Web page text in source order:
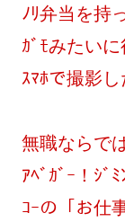
ﾉﾘ弁当を持
ｶﾞﾓみたい
ｽﾏﾎで撮影
無職ならで
ｱﾍﾞｶﾞｰ！ｼﾞ
ｺｰの「お仕